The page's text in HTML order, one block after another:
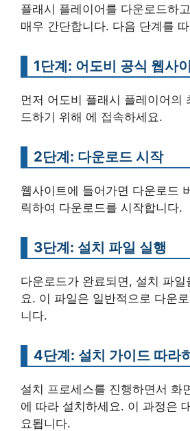
플래시 플레이어를 다운로드하
매우 간단합니다. 다음 단계를
1단계: 어도비 공식 웹사
먼저 어도비 플래시 플레이어의
드하기 위해 에 접속하세요.
2단계: 다운로드 시작
웹사이트에 들어가면 다운로드
릭하여 다운로드를 시작합니다.
3단계: 설치 파일 실행
다운로드가 완료되면, 설치 파일
요. 이 파일은 일반적으로 다운
니다.
4단계: 설치 가이드 따라
설치 프로세스를 진행하면서 화
에 따라 설치하세요. 이 과정은
요됩니다.